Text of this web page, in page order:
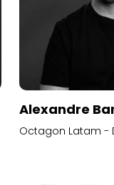
Alexandre
Octagon Latam -